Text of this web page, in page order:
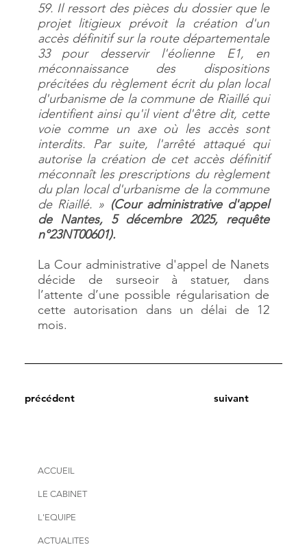
59. Il ressort des pièces du dossier que le
projet litigieux prévoit la création d'un
accès définitif sur la route départementale
33 pour desservir l'éolienne E1, en
méconnaissance des dispositions
précitées du règlement écrit du plan local
d'urbanisme de la commune de Riaillé qui
identifient ainsi qu'il vient d'être dit, cette
voie comme un axe où les accès sont
interdits. Par suite, l'arrêté attaqué qui
autorise la création de cet accès définitif
méconnaît les prescriptions du règlement
du plan local d'urbanisme de la commune
de Riaillé. » (Cour administrative d'appel
de Nantes, 5 décembre 2025, requête
n°23NT00601).
La Cour administrative d'appel de Nanets
décide de surseoir à statuer, dans
l’attente d’une possible régularisation de
cette autorisation dans un délai de 12
mois.
précédent suivant
ACCUEIL
LE CABINET
L'EQUIPE
ACTUALITES